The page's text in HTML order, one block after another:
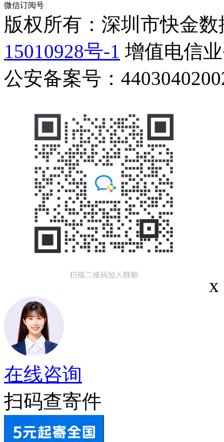
微信订阅号
版权所有：深圳市快金
15010928号-1 增值电信
公安备案号：
x
在线咨询
扫码查寄件